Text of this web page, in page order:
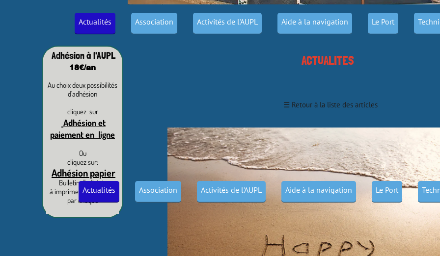
Adhésion à l'AUPL
18€/an
Au choix deux possibilités
d'adhésion
cliquez sur
Adhésion et
paiement en ligne
Ou
cliquez sur:
Adhésion papier
Bulletin d'adhésion
à imprimer et paiement
par chèque
Actualités Association Activités de l'AUPL Aide à la navigation Le Port
Actualités Association Activités de l'AUPL Aide à la navigation Le Port
ACTUALITES
☰ Retour à la liste des articles